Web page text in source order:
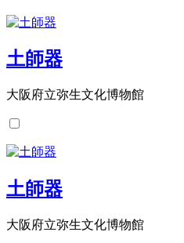
土師器
大阪府立弥生文化博物館
土師器
大阪府立弥生文化博物館